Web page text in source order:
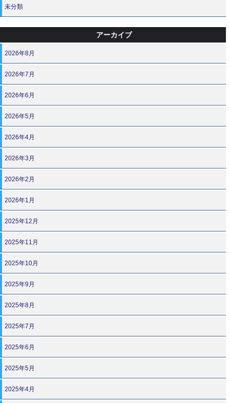
未分類
アーカイブ
2026年8月
2026年7月
2026年6月
2026年5月
2026年4月
2026年3月
2026年2月
2026年1月
2025年12月
2025年11月
2025年10月
2025年9月
2025年8月
2025年7月
2025年6月
2025年5月
2025年4月